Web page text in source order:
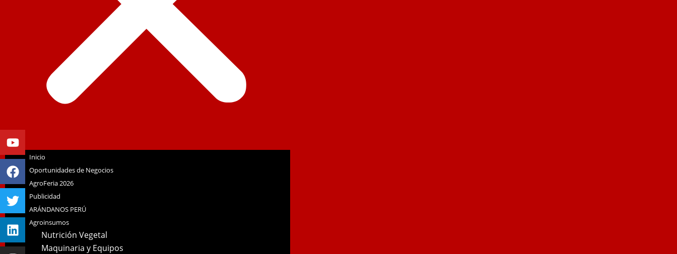
Inicio
Oportunidades de Negocios
AgroFeria 2026
Publicidad
ARÁNDANOS PERÚ
Agroinsumos
Nutrición Vegetal
Maquinaria y Equipos
Youtube
Facebook
Twitter
Linkedin
Instagram